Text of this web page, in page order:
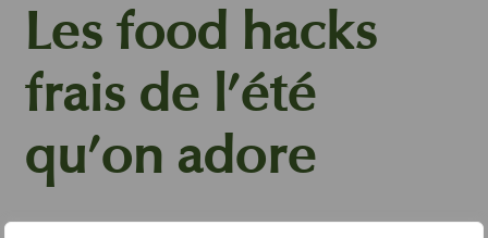
Les food hacks
frais de l’été
qu’on adore